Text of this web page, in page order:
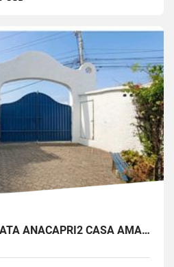
PLAYAS KM 3.5 VIA DATA ANACAPRI2 CASA AMABLADA EN VENTA